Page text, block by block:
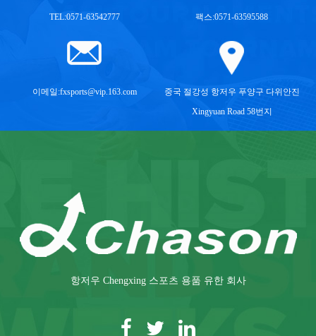
TEL:0571-63542777 팩스:0571-63595588
이메일:fxsports@vip.163.com
중국 절강성 항저우 푸양구 다위안진
Xingyuan Road 58번지
항저우 Chengxing 스포츠 용품 유한 회사